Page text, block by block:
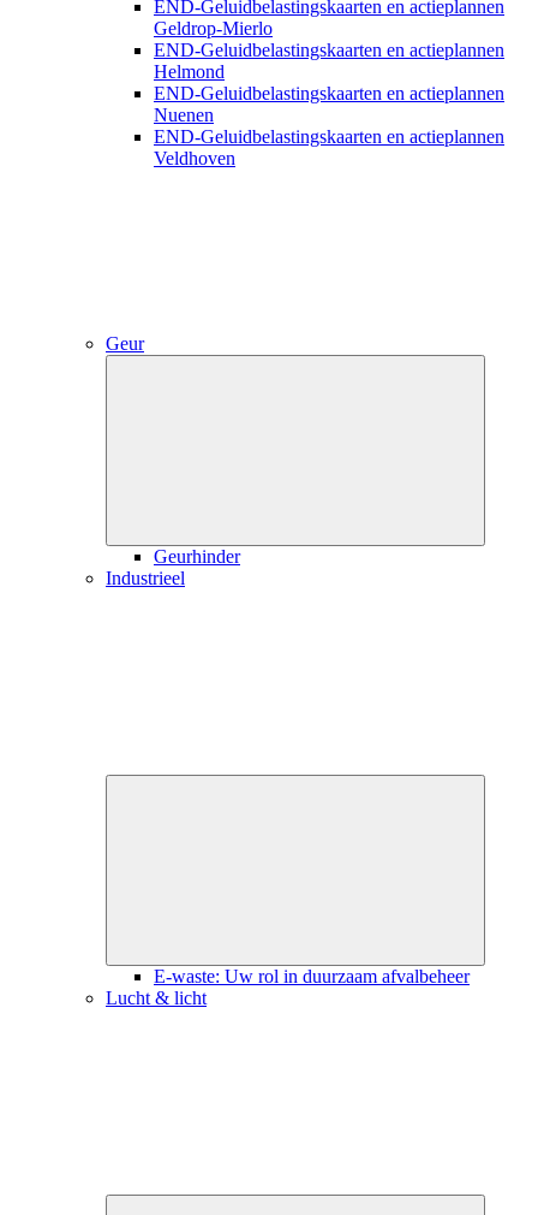
END-Geluidbelastingskaarten en actieplannen
Geldrop-Mierlo
END-Geluidbelastingskaarten en actieplannen
Helmond
END-Geluidbelastingskaarten en actieplannen
Nuenen
END-Geluidbelastingskaarten en actieplannen
Veldhoven
Geur
Geurhinder
Industrieel
E-waste: Uw rol in duurzaam afvalbeheer
Lucht & licht